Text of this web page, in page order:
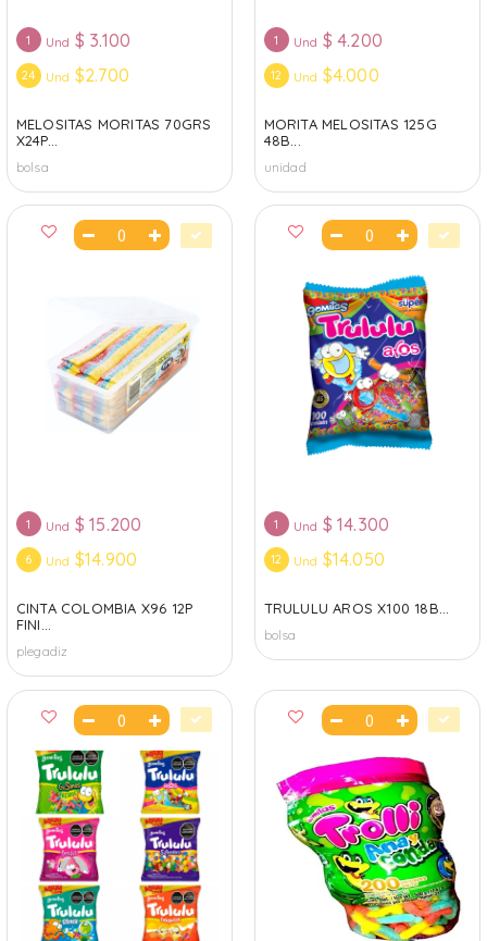
1 Und $ 3.100
24 Und $2.700
MELOSITAS MORITAS 70GRS
X24P...
bolsa
1 Und $ 4.200
12 Und $4.000
MORITA MELOSITAS 125G
48B...
unidad
1 Und $ 15.200
6 Und $14.900
CINTA COLOMBIA X96 12P
FINI...
plegadiz
1 Und $ 14.300
12 Und $14.050
TRULULU AROS X100 18B...
bolsa